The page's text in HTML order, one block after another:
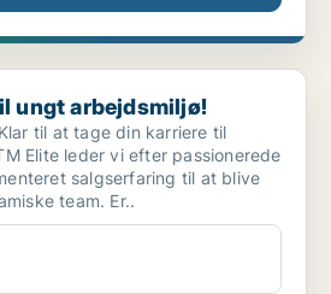
ungt arbejdsmiljø!
til at tage din karriere til
Elite leder vi efter passionerede
salgserfaring til at blive
team. Er..